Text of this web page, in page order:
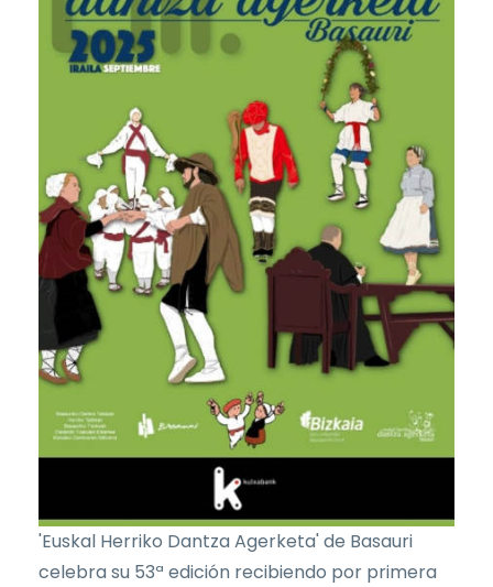
'Euskal Herriko Dantza Agerketa' de Basauri
celebra su 53ª edición recibiendo por primera